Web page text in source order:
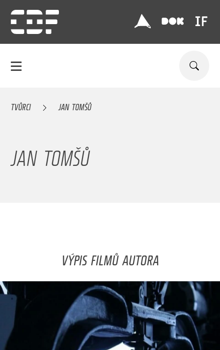
TVŮRCI JAN TOMŠŮ
JAN TOMŠŮ
VÝPIS FILMŮ AUTORA